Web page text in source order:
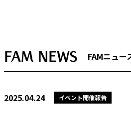
FAM NEWS FAMニュー
2025.04.24 イベント開催報告